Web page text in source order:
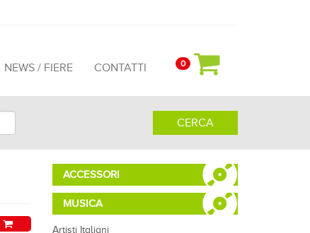
NEWS / FIERE CONTATTI 0
CERCA
ACCESSORI
MUSICA
Artisti Italiani